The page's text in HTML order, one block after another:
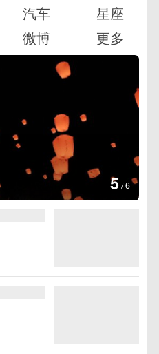
汽车
星座
微博 更多
七彩稻田画迎最佳观赏期
6/6